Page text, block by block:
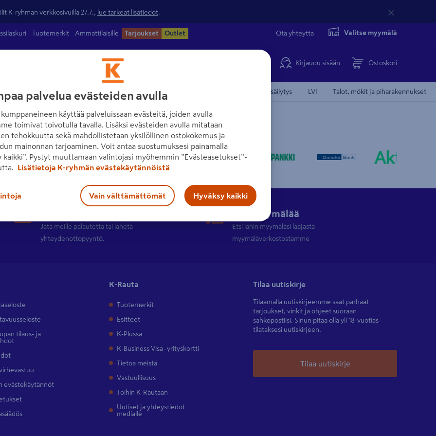
K-ryhmän verkkosivuilla 27.7., lue tärkeät lisätiedot
Tuotemerkit Ammattilaisille Tarjoukset Outlet Ota yhteyttä Valitse myymälä
Kirjaudu sisään Ostoskori
Maalit Työkalut Sähkö ja valaisimet Koti, keittiö ja säilytys LVI Talot, mökit ja piharakennukset
Jätä meille palautetta tai lähetä
yhteydenottopyyntö.
Hae myymälää
Etsi lähin myymäläsi laajasta
myymäläverkostostamme
tilaus- ja
evästekäytännöt
K-Rauta
Tuotemerkit
Esitteet
K-Plussa
K-Business Visa -yrityskortti
Tietoa meistä
Vastuullisuus
Töihin K-Rautaan
Uutiset ja yhteystiedot
medialle
Tilaa uutiskirje
Tilaamalla uutiskirjeemme saat parhaat
tarjoukset, vinkit ja ohjeet suoraan
sähköpostiisi. Sinun pitää olla yli 18-vuotias
tilataksesi uutiskirjeen.
Tilaa uutiskirje
palvelua evästeiden avulla
käyttää palveluissaan evästeitä, joiden avulla
toimivat toivotulla tavalla. Lisäksi evästeiden avulla mitataan
tehokkuutta sekä mahdollistetaan yksilöllinen ostokokemus ja
mainonnan tarjoaminen. Voit antaa suostumuksesi painamalla
kaikki”. Pystyt muuttamaan valintojasi myöhemmin ”Evästeasetukset”-
Lisätietoja K-ryhmän evästekäytännöistä
Vain välttämättömät Hyväksy kaikki